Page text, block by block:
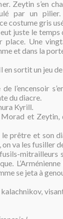
Zeytin s’en
par un
costume gris
juste le
Une
et dans la
en sortit un jeu de
l’encensoir
du diacre.
Kyrill.
et
prêtre et son
va les fusiller
mitrailleurs
se jeta à